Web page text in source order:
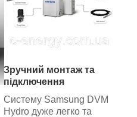
Зручний монтаж та
підключення
Систему Samsung DVM
Hydro дуже легко та